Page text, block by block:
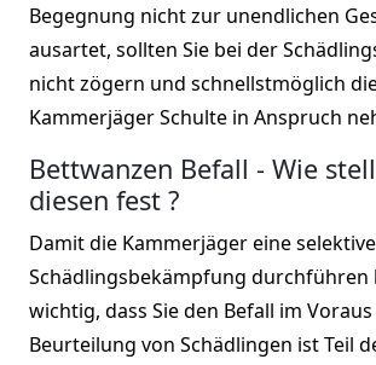
Begegnung nicht zur unendlichen
ausartet, sollten Sie bei der
nicht zögern und schnellstmöglich
Kammerjäger Schulte in Anspruch
Bettwanzen Befall - Wie
diesen fest ?
Damit die Kammerjäger eine selektive
Schädlingsbekämpfung durchführen
wichtig, dass Sie den Befall im
Beurteilung von Schädlingen ist Teil